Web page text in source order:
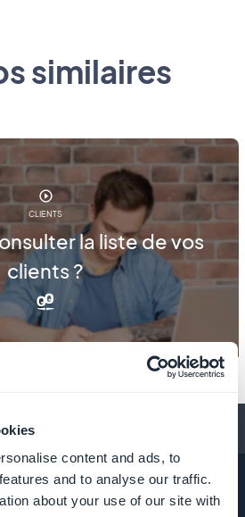
content and ads, to
and to analyse our traffic.
about your use of our site with
similaires
CLIENTS
la liste de vos
clients ?
pour créer une app